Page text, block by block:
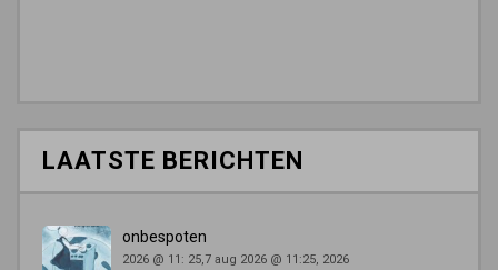
LAATSTE BERICHTEN
onbespoten
2026 @ 11: 25,7 aug 2026 @ 11:25, 2026